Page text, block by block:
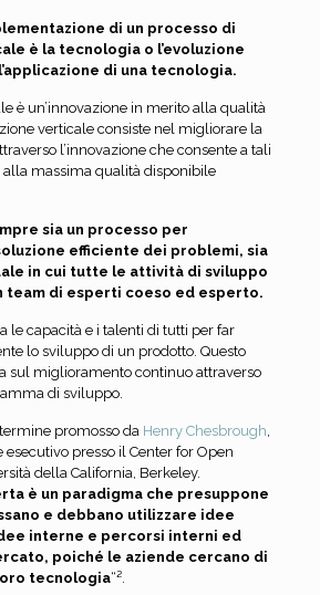
di un processo di
è la tecnologia o l’evoluzione
di una tecnologia.
è un’innovazione in merito alla qualità
verticale consiste nel migliorare la
l’innovazione che consente a tali
alla massima qualità disponibile
sia un processo per
efficiente dei problemi, sia
in cui tutte le attività di sviluppo
team di esperti coeso ed esperto.
le capacità e i talenti di tutti per far
lo sviluppo di un prodotto. Questo
sul miglioramento continuo attraverso
di sviluppo.
promosso da Henry Chesbrough
esecutivo presso il Center for Open
della California, Berkeley.
è un paradigma che presuppone
e debbano utilizzare idee
interne e percorsi interni ed
poiché le aziende cercano di
tecnologia“².